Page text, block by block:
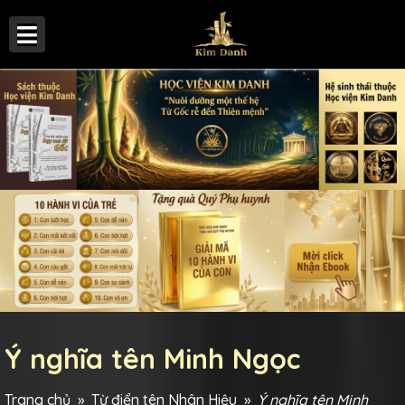
Ý nghĩa tên Minh Ngọc
Trang chủ » Từ điển tên Nhân Hiệu » Ý nghĩa tên Minh